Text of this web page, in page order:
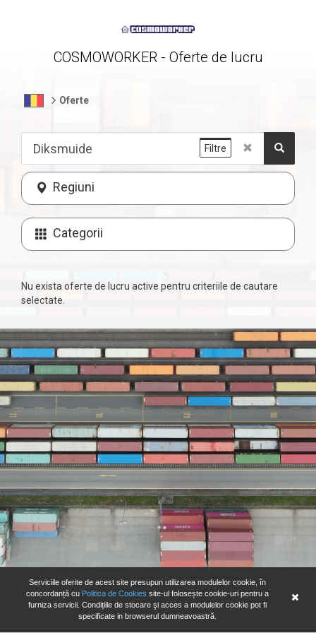
Serviciile oferite de acest site presupun utilizarea modulelor cookie, în
concordanță cu Politica de Cookies site-ul folosește cookie-uri pentru a
furniza servicii. Condițiile de stocare şi acces a modulelor cookie pot fi
specificate in browserul dumneavoastră.
COSMOWORKER - Oferte de lucru
Oferte
Regiuni
Categorii
Filtre
Nu exista oferte de lucru active pentru criteriile de cautare
selectate.